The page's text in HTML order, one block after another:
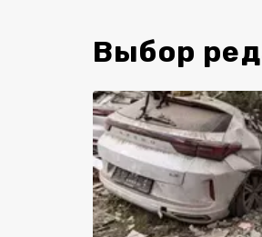
Выбор